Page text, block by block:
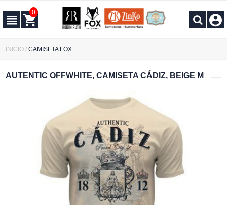
0
INICIO /CAMISETA FOX
AUTENTIC OFFWHITE, CAMISETA CÁDIZ, BEIGE M